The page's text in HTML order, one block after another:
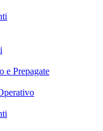
e Prepagate